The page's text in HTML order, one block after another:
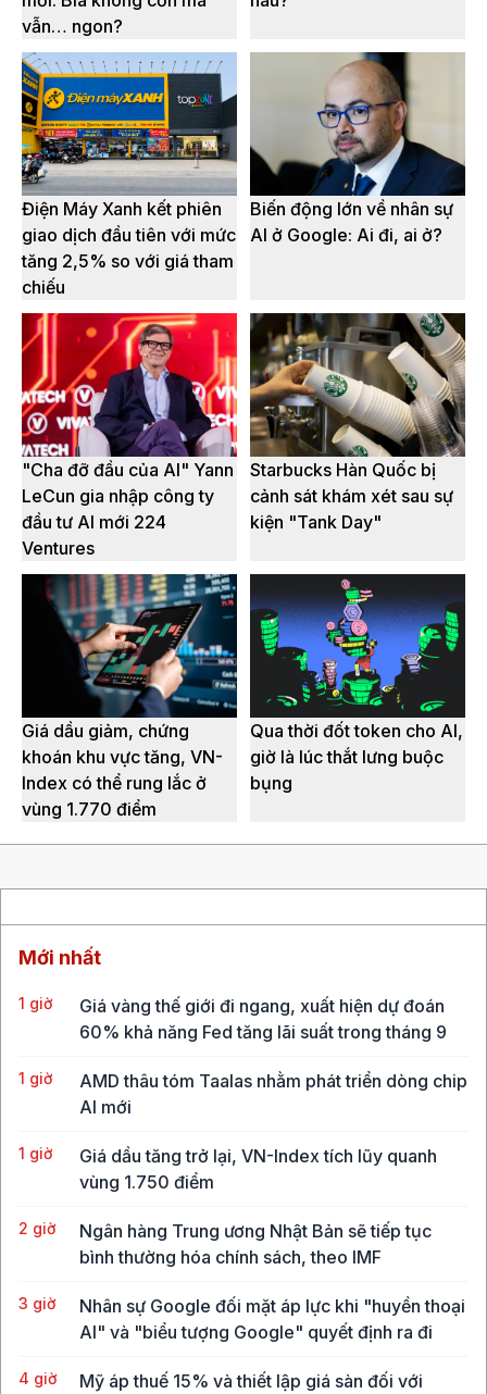
vẫn… ngon?
Điện Máy Xanh kết phiên
giao dịch đầu tiên với mức
tăng 2,5% so với giá tham
chiếu
Biến động lớn về nhân sự
AI ở Google: Ai đi, ai ở?
"Cha đỡ đầu của AI" Yann
LeCun gia nhập công ty
đầu tư AI mới 224
Ventures
Starbucks Hàn Quốc bị
cảnh sát khám xét sau sự
kiện "Tank Day"
Giá dầu giảm, chứng
khoán khu vực tăng, VN-
Index có thể rung lắc ở
vùng 1.770 điểm
Qua thời đốt token cho AI,
giờ là lúc thắt lưng buộc
bụng
Mới nhất
1 giờ
Giá vàng thế giới đi ngang, xuất hiện dự đoán
60% khả năng Fed tăng lãi suất trong tháng 9
1 giờ
AMD thâu tóm Taalas nhằm phát triển dòng chip
AI mới
1 giờ
Giá dầu tăng trở lại, VN-Index tích lũy quanh
vùng 1.750 điểm
2 giờ
Ngân hàng Trung ương Nhật Bản sẽ tiếp tục
bình thường hóa chính sách, theo IMF
3 giờ
Nhân sự Google đối mặt áp lực khi "huyền thoại
AI" và "biểu tượng Google" quyết định ra đi
4 giờ
Mỹ áp thuế 15% và thiết lập giá sàn đối với